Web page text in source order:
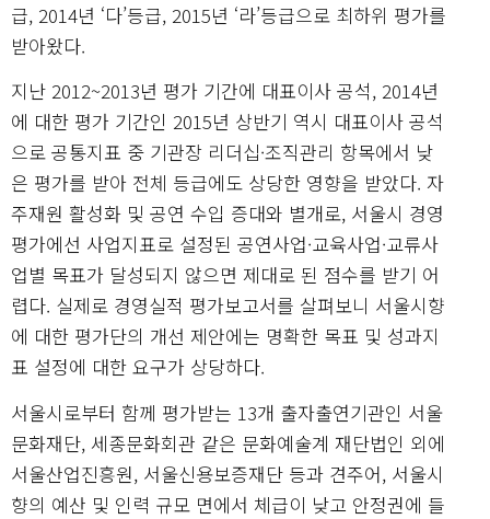
급, 2014년 ‘다’등급, 2015년 ‘라’등급으로 최하위 평가를
받아왔다.
지난 2012~2013년 평가 기간에 대표이사 공석, 2014년
에 대한 평가 기간인 2015년 상반기 역시 대표이사 공석
으로 공통지표 중 기관장 리더십·조직관리 항목에서 낮
은 평가를 받아 전체 등급에도 상당한 영향을 받았다. 자
주재원 활성화 및 공연 수입 증대와 별개로, 서울시 경영
평가에선 사업지표로 설정된 공연사업·교육사업·교류사
업별 목표가 달성되지 않으면 제대로 된 점수를 받기 어
렵다. 실제로 경영실적 평가보고서를 살펴보니 서울시향
에 대한 평가단의 개선 제안에는 명확한 목표 및 성과지
표 설정에 대한 요구가 상당하다.
서울시로부터 함께 평가받는 13개 출자출연기관인 서울
문화재단, 세종문화회관 같은 문화예술계 재단법인 외에
서울산업진흥원, 서울신용보증재단 등과 견주어, 서울시
향의 예산 및 인력 규모 면에서 체급이 낮고 안정권에 들